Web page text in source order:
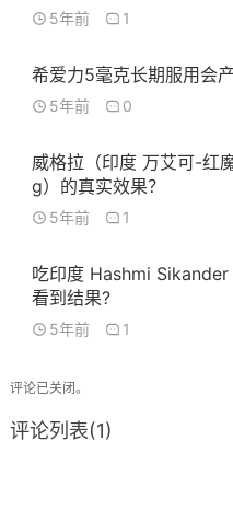
5年前 1
希爱力5毫克长期服用会
5年前 0
威格拉（印度 万艾可-红
g）的真实效果？
5年前 1
吃印度 Hashmi
看到结果?
5年前 1
评论已关闭。
评论列表(1)